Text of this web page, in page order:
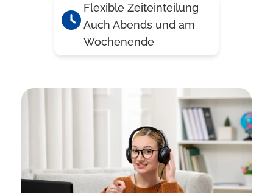
Flexible Zeiteinteilung
Auch Abends und am
Wochenende